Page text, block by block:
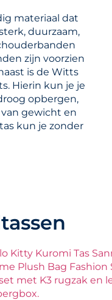
materiaal dat
duurzaam,
zijn voorzien
is de Witts
Hierin kun je je
opbergen,
gewicht en
kun je zonder
Kitty Kuromi Tas
Plush Bag Fashion
met K3 rugzak en